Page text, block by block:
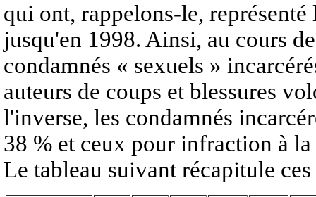
qui ont, rappelons-le,
jusqu'en 1998. Ainsi, au cours
condamnés « sexuels »
auteurs de coups et blessures
l'inverse, les condamnés
38 % et ceux pour infraction à
Le tableau suivant récapitule